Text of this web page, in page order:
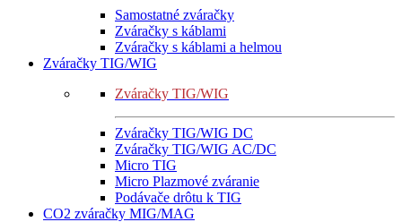
Samostatné zváračky
Zváračky s káblami
Zváračky s káblami a helmou
Zváračky TIG/WIG
Zváračky TIG/WIG
Zváračky TIG/WIG DC
Zváračky TIG/WIG AC/DC
Micro TIG
Micro Plazmové zváranie
Podávače drôtu k TIG
CO2 zváračky MIG/MAG